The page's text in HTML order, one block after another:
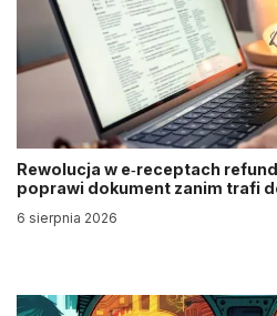
Rewolucja w e‑receptach
poprawi dokument zanim trafi
6 sierpnia 2026